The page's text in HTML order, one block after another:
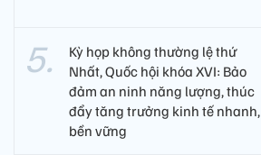
Kỳ họp không thường lệ thứ
Nhất, Quốc hội khóa XVI: Bảo
đảm an ninh năng lượng, thúc
đẩy tăng trưởng kinh tế nhanh,
bền vững